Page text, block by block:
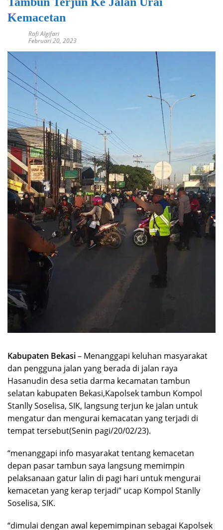
Kemacetan
Rafi Algifari
Februari 20, 2023
Kabupaten Bekasi– Menanggapi keluhan masyarakat
dan pengguna jalan yang berada di jalan raya
Hasanudin desa setia darma kecamatan tambun
selatan kabupaten Bekasi,Kapolsek tambun Kompol
Stanlly Soselisa, SIK, langsung terjun ke jalan untuk
mengatur dan mengurai kemacatan yang terjadi di
tempat tersebut(Senin pagi/20/02/23).
“menanggapi info masyarakat tentang kemacetan
depan pasar tambun saya langsung memimpin
pelaksanaan gatur lalin di pagi hari untuk mengurai
kemacetan yang kerap terjadi” ucap Kompol Stanlly
Soselisa, SIK.
“dimulai dengan awal kepemimpinan sebagai Kapolsek